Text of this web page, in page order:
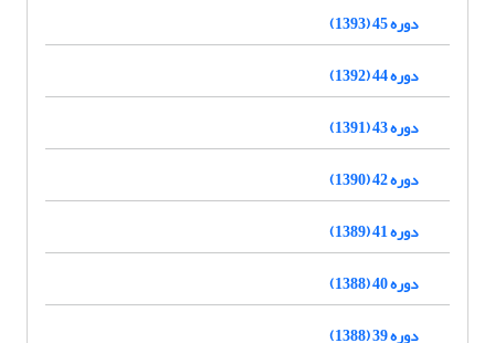
دوره 45 (1393)
دوره 44 (1392)
دوره 43 (1391)
دوره 42 (1390)
دوره 41 (1389)
دوره 40 (1388)
دوره 39 (1388)